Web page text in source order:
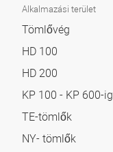
Alkalmazási terület
Tömlővég
HD 100
HD 200
KP 100 - KP 600-ig
TE-tömlők
NY- tömlők